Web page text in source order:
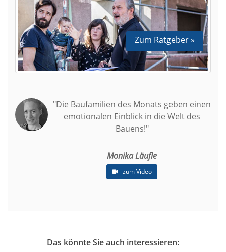
Zum Ratgeber »
"Die Baufamilien des Monats geben einen
emotionalen Einblick in die Welt des
Bauens!"
Monika Läufle
zum Video
Das könnte Sie auch interessieren: